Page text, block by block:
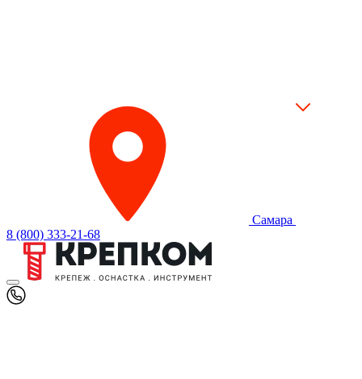
Самара
8 (800) 333-21-68